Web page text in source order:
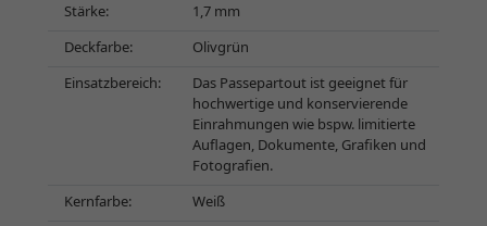
Stärke:
1,7 mm
Deckfarbe:
Olivgrün
Einsatzbereich:
Das Passepartout ist geeignet für
hochwertige und konservierende
Einrahmungen wie bspw. limitierte
Auflagen, Dokumente, Grafiken und
Fotografien.
Kernfarbe:
Weiß